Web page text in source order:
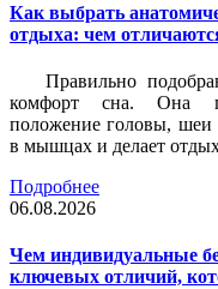
Как выбрать
отдыха: чем
Правильно
комфорт сна. Она
положение головы, шеи
в мышцах и делает
Подробнее
06.08.2026
Чем индивидуальные
ключевых отличий,